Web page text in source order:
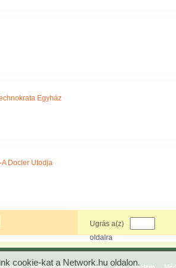
Egyház
Docler Utodja
Ugrás a(z)
oldalra
cookie-kat a Network.hu oldalon.